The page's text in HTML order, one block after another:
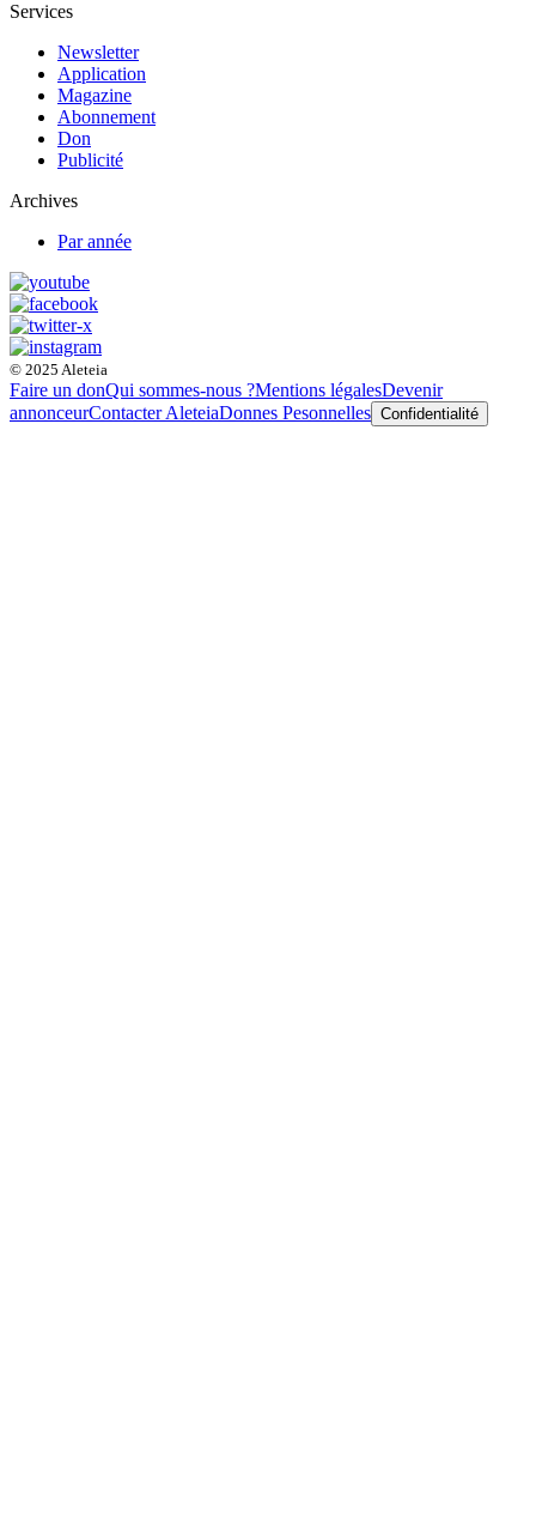
Services
Newsletter
Application
Magazine
Abonnement
Don
Publicité
Archives
Par année
© 2025 Aleteia
Faire un donQui sommes-nous ?Mentions légalesDevenir
annonceurContacter AleteiaDonnes Pesonnelles Confidentialité